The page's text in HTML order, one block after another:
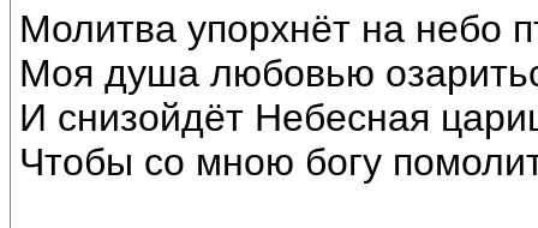
Молитва упорхнёт на небо
Моя душа любовью
И снизойдёт Небесная
Чтобы со мною богу